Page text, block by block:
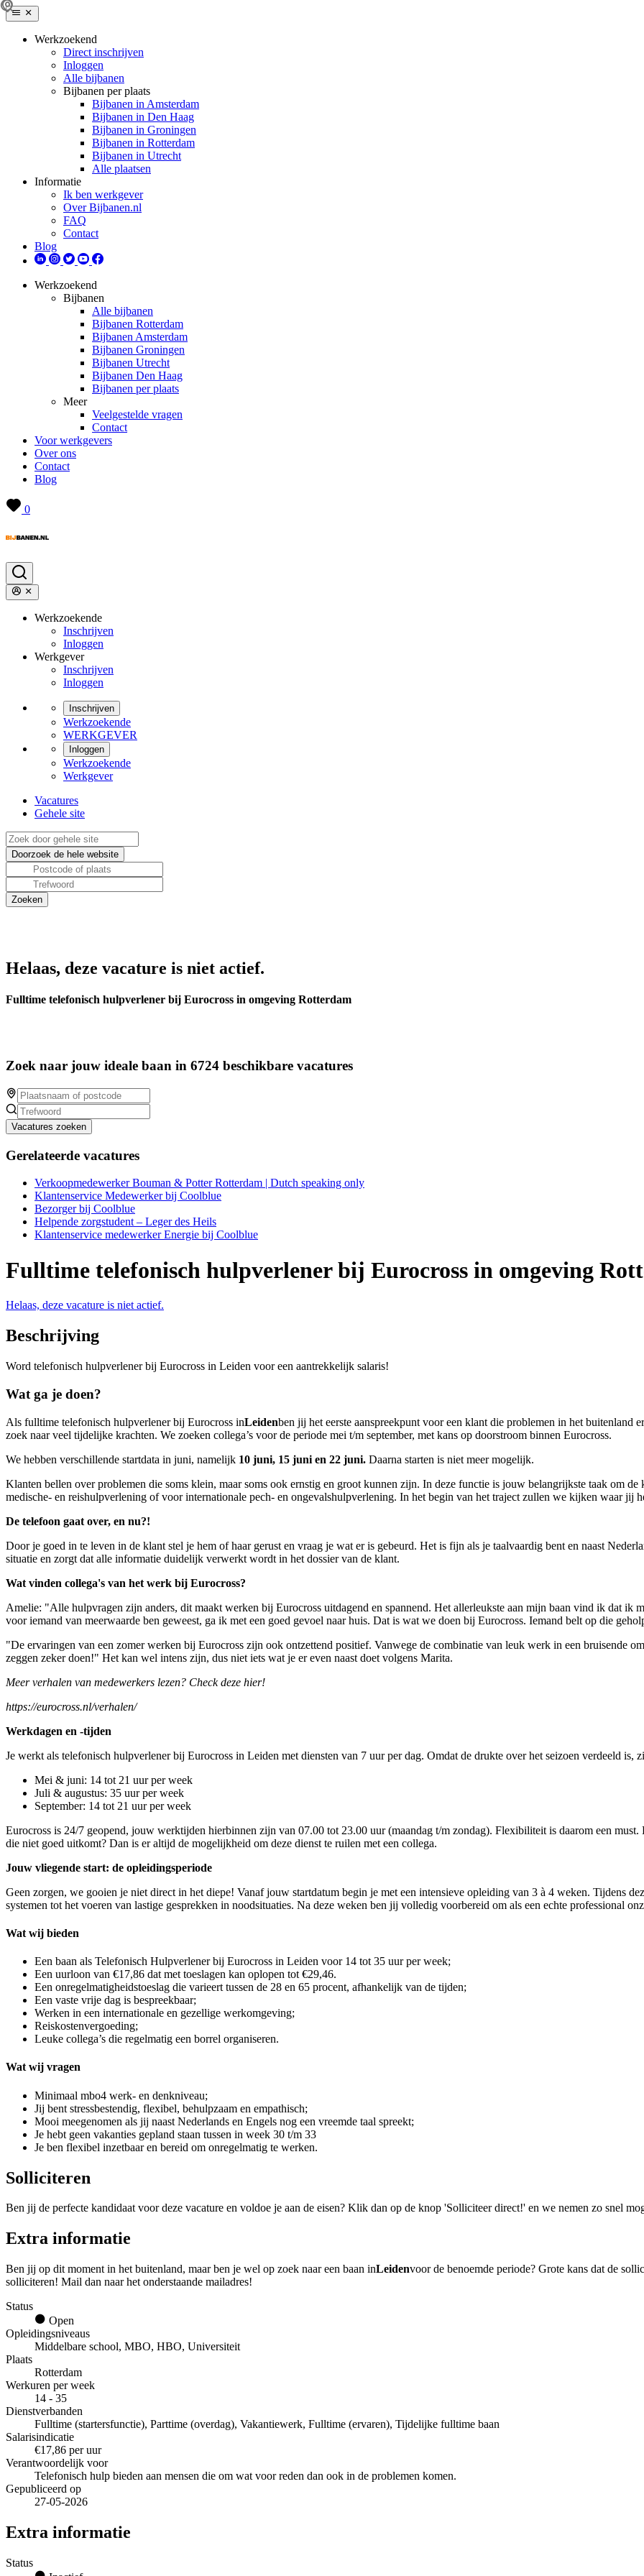
Werkzoekend
Direct inschrijven
Inloggen
Alle bijbanen
Bijbanen per plaats
Bijbanen in Amsterdam
Bijbanen in Den Haag
Bijbanen in Groningen
Bijbanen in Rotterdam
Bijbanen in Utrecht
Alle plaatsen
Informatie
Ik ben werkgever
Over Bijbanen.nl
FAQ
Contact
Blog
Werkzoekend
Bijbanen
Alle bijbanen
Bijbanen Rotterdam
Bijbanen Amsterdam
Bijbanen Groningen
Bijbanen Utrecht
Bijbanen Den Haag
Bijbanen per plaats
Meer
Veelgestelde vragen
Contact
Voor werkgevers
Over ons
Contact
Blog
0
Werkzoekende
Inschrijven
Inloggen
Werkgever
Inschrijven
Inloggen
Inschrijven
Werkzoekende
WERKGEVER
Inloggen
Werkzoekende
Werkgever
Vacatures
Gehele site
Helaas, deze vacature is niet actief.
Fulltime telefonisch hulpverlener bij Eurocross in omgeving Rotterdam
Zoek naar jouw ideale baan in 6724 beschikbare vacatures
Vacatures zoeken
Gerelateerde vacatures
Verkoopmedewerker Bouman & Potter Rotterdam | Dutch speaking only
Klantenservice Medewerker bij Coolblue
Bezorger bij Coolblue
Helpende zorgstudent – Leger des Heils
Klantenservice medewerker Energie bij Coolblue
Fulltime telefonisch hulpverlener bij Eurocross in omgeving
Helaas, deze vacature is niet actief.
Beschrijving
Word telefonisch hulpverlener bij Eurocross in Leiden voor een aantrekkelijk salaris!
Wat ga je doen?
Als fulltime telefonisch hulpverlener bij Eurocross inLeidenben jij het eerste aanspreekpunt voor een klant die problemen in het
zoek naar veel tijdelijke krachten. We zoeken collega’s voor de periode mei t/m september, met kans op doorstroom binnen Eurocross.
We hebben verschillende startdata in juni, namelijk 10 juni, 15 juni en 22 juni. Daarna starten is niet meer mogelijk.
Klanten bellen over problemen die soms klein, maar soms ook ernstig en groot kunnen zijn. In deze functie is jouw belangrijkste taak om
medische- en reishulpverlening of voor internationale pech- en ongevalshulpverlening. In het begin van het traject zullen we kijken waar jij
De telefoon gaat over, en nu?!
Door je goed in te leven in de klant stel je hem of haar gerust en vraag je wat er is gebeurd. Het is fijn als je taalvaardig bent en naast
situatie en zorgt dat alle informatie duidelijk verwerkt wordt in het dossier van de klant.
Wat vinden collega's van het werk bij Eurocross?
Amelie: "Alle hulpvragen zijn anders, dit maakt werken bij Eurocross uitdagend en spannend. Het allerleukste aan mijn baan vind ik dat ik
voor iemand van meerwaarde ben geweest, ga ik met een goed gevoel naar huis. Dat is wat we doen bij Eurocross. Iemand belt op die
"De ervaringen van een zomer werken bij Eurocross zijn ook ontzettend positief. Vanwege de combinatie van leuk werk in een bruisende
zeggen zeker doen!" Het kan wel intens zijn, dus niet iets wat je er even naast doet volgens Marita.
Meer verhalen van medewerkers lezen? Check deze hier!
https://eurocross.nl/verhalen/
Werkdagen en -tijden
Je werkt als telefonisch hulpverlener bij Eurocross in Leiden met diensten van 7 uur per dag. Omdat de drukte over het seizoen verdeeld is,
Mei & juni: 14 tot 21 uur per week
Juli & augustus: 35 uur per week
September: 14 tot 21 uur per week
Eurocross is 24/7 geopend, jouw werktijden hierbinnen zijn van 07.00 tot 23.00 uur (maandag t/m zondag). Flexibiliteit is daarom een
die niet goed uitkomt? Dan is er altijd de mogelijkheid om deze dienst te ruilen met een collega.
Jouw vliegende start: de opleidingsperiode
Geen zorgen, we gooien je niet direct in het diepe! Vanaf jouw startdatum begin je met een intensieve opleiding van 3 à 4 weken. Tijdens
systemen tot het voeren van lastige gesprekken in noodsituaties. Na deze weken ben jij volledig voorbereid om als een echte professional
Wat wij bieden
Een baan als Telefonisch Hulpverlener bij Eurocross in Leiden voor 14 tot 35 uur per week;
Een uurloon van €17,86 dat met toeslagen kan oplopen tot €29,46.
Een onregelmatigheidstoeslag die varieert tussen de 28 en 65 procent, afhankelijk van de tijden;
Een vaste vrije dag is bespreekbaar;
Werken in een internationale en gezellige werkomgeving;
Reiskostenvergoeding;
Leuke collega’s die regelmatig een borrel organiseren.
Wat wij vragen
Minimaal mbo4 werk- en denkniveau;
Jij bent stressbestendig, flexibel, behulpzaam en empathisch;
Mooi meegenomen als jij naast Nederlands en Engels nog een vreemde taal spreekt;
Je hebt geen vakanties gepland staan tussen in week 30 t/m 33
Je ben flexibel inzetbaar en bereid om onregelmatig te werken.
Solliciteren
Ben jij de perfecte kandidaat voor deze vacature en voldoe je aan de eisen? Klik dan op de knop 'Solliciteer direct!' en we nemen zo snel
Extra informatie
Ben jij op dit moment in het buitenland, maar ben je wel op zoek naar een baan inLeidenvoor de benoemde periode? Grote kans dat de
solliciteren! Mail dan naar het onderstaande mailadres!
Status
Open
Opleidingsniveaus
Middelbare school, MBO, HBO, Universiteit
Plaats
Rotterdam
Werkuren per week
14 - 35
Dienstverbanden
Fulltime (startersfunctie), Parttime (overdag), Vakantiewerk, Fulltime (ervaren), Tijdelijke fulltime baan
Salarisindicatie
€17,86 per uur
Verantwoordelijk voor
Telefonisch hulp bieden aan mensen die om wat voor reden dan ook in de problemen komen.
Gepubliceerd op
27-05-2026
Extra informatie
Status